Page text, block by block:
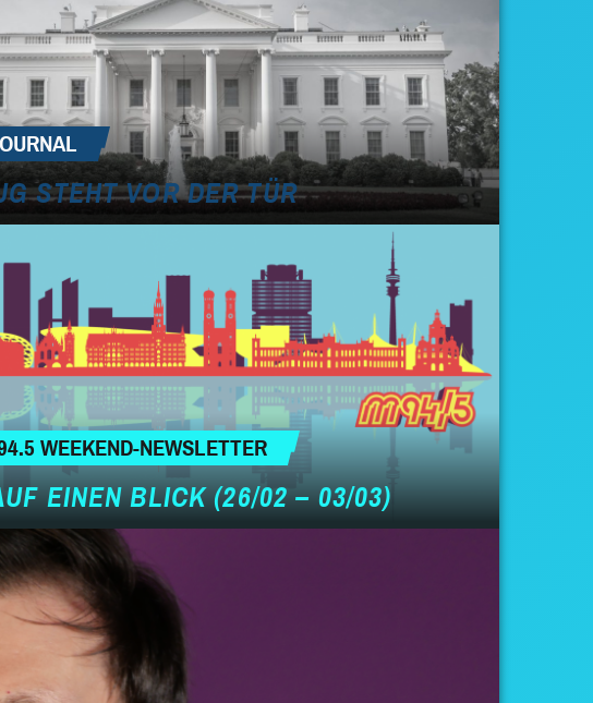
STEHT VOR DER TÜR
WEEKEND-NEWSLETTER
EINEN BLICK (26/02 – 03/03)